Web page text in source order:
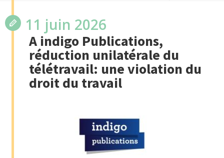
11 juin 2026
A indigo Publications,
réduction unilatérale du
télétravail: une violation du
droit du travail